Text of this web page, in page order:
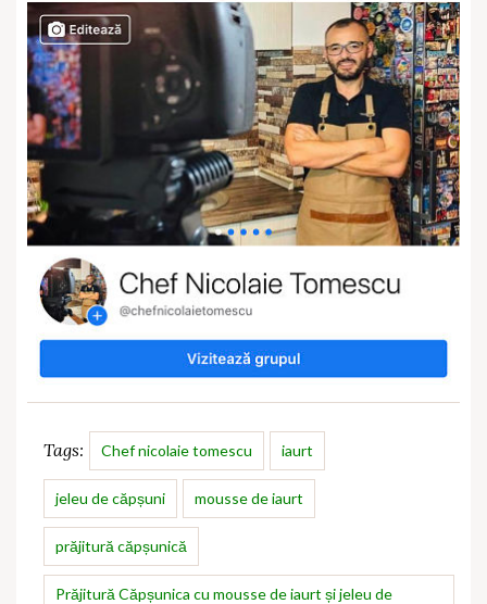
Tags: Chef nicolaie tomescu iaurt
jeleu de căpșuni mousse de iaurt
prăjitură căpșunică
Prăjitură Căpșunica cu mousse de iaurt și jeleu de